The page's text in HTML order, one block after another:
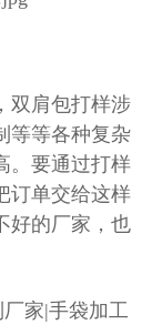
肩包打样涉
等等各种复杂
。要通过打样
订单交给这样
好的厂家，也